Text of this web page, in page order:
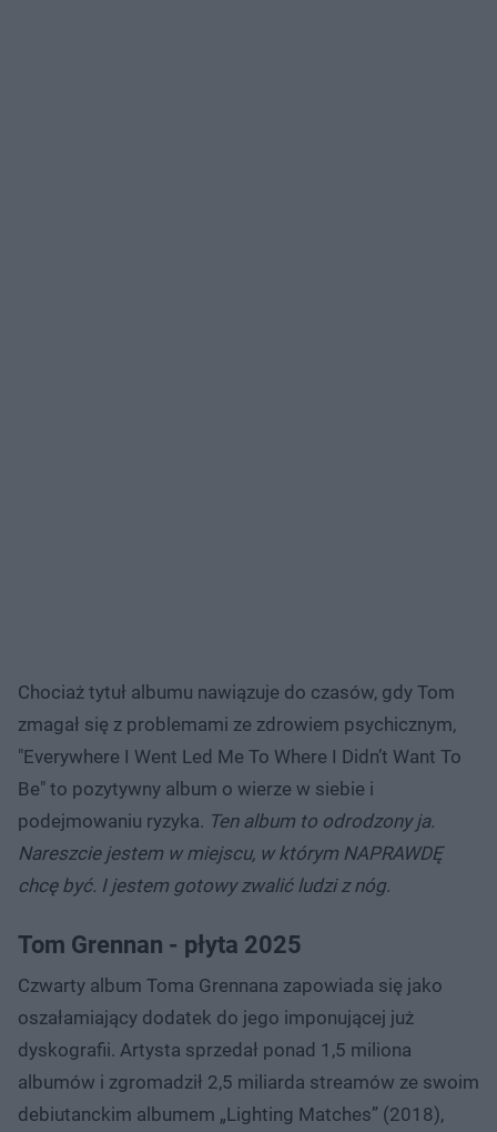
Chociaż tytuł albumu nawiązuje do czasów, gdy Tom
zmagał się z problemami ze zdrowiem psychicznym,
"Everywhere I Went Led Me To Where I Didn’t Want To
Be" to pozytywny album o wierze w siebie i
podejmowaniu ryzyka. Ten album to odrodzony ja.
Nareszcie jestem w miejscu, w którym NAPRAWDĘ
chcę być. I jestem gotowy zwalić ludzi z nóg.
Tom Grennan - płyta 2025
Czwarty album Toma Grennana zapowiada się jako
oszałamiający dodatek do jego imponującej już
dyskografii. Artysta sprzedał ponad 1,5 miliona
albumów i zgromadził 2,5 miliarda streamów ze swoim
debiutanckim albumem „Lighting Matches” (2018),